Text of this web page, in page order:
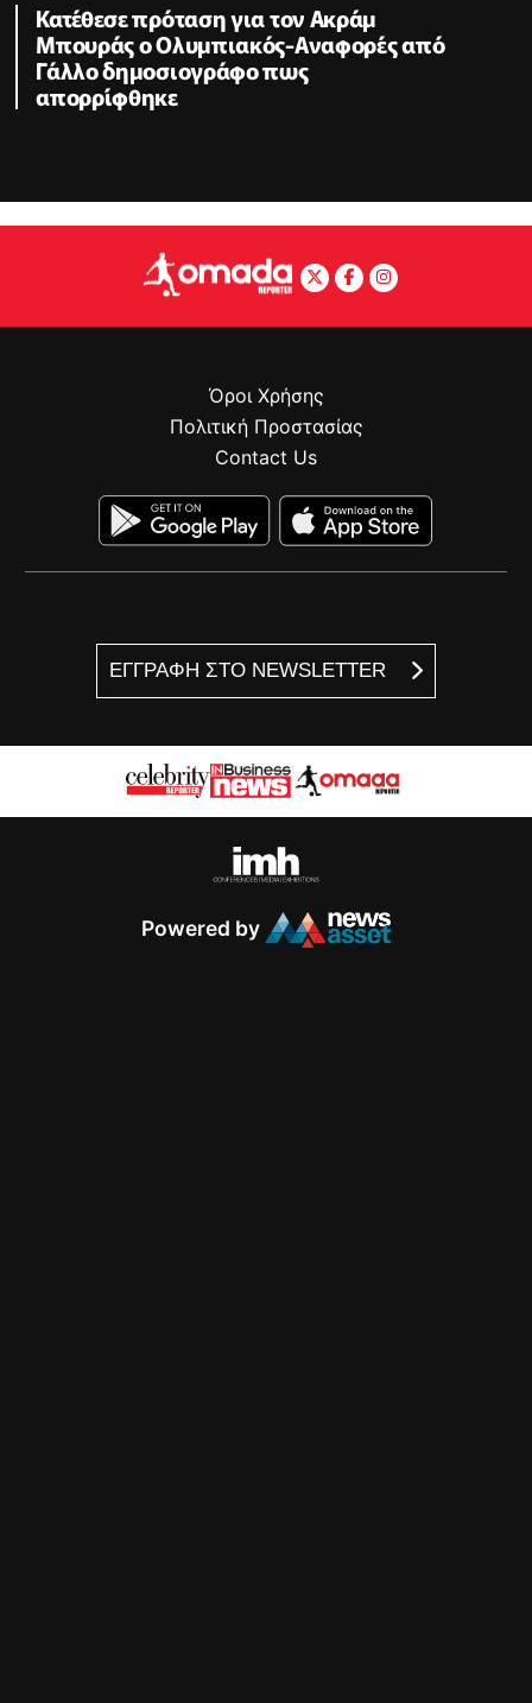
Κατέθεσε πρόταση για τον Ακράμ
Μπουράς ο Ολυμπιακός-Αναφορές από
Γάλλο δημοσιογράφο πως
απορρίφθηκε
ΕΓΓΡΑΦΗ ΣΤΟ NEWSLETTER
Όροι Χρήσης
Πολιτική Προστασίας
Contact Us
Powered by